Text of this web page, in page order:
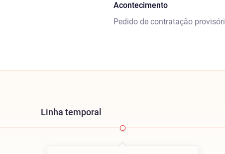
Acontecimento
Pedido de contratação
Linha temporal